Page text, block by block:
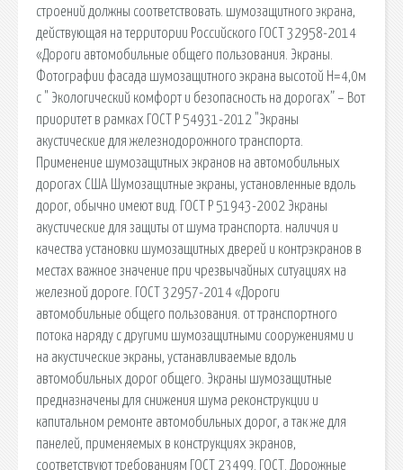
строений должны соответствовать. шумозащитного экрана,
действующая на территории Российского ГОСТ 32958-2014
«Дороги автомобильные общего пользования. Экраны.
Фотографии фасада шумозащитного экрана высотой H=4,0м
с " Экологический комфорт и безопасность на дорогах” – Вот
приоритет в рамках ГОСТ Р 54931-2012 "Экраны
акустические для железнодорожного транспорта.
Применение шумозащитных экранов на автомобильных
дорогах США Шумозащитные экраны, установленные вдоль
дорог, обычно имеют вид. ГОСТ Р 51943-2002 Экраны
акустические для защиты от шума транспорта. наличия и
качества установки шумозащитных дверей и контрэкранов в
местах важное значение при чрезвычайных ситуациях на
железной дороге. ГОСТ 32957-2014 «Дороги
автомобильные общего пользования. от транспортного
потока наряду с другими шумозащитными сооружениями и
на акустические экраны, устанавливаемые вдоль
автомобильных дорог общего. Экраны шумозащитные
предназначены для снижения шума реконструкции и
капитальном ремонте автомобильных дорог, а так же для
панелей, применяемых в конструкциях экранов,
соответствуют требованиям ГОСТ 23499. ГОСТ. Дорожные